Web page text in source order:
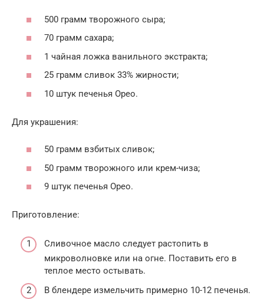
500 грамм творожного сыра;
70 грамм сахара;
1 чайная ложка ванильного экстракта;
25 грамм сливок 33% жирности;
10 штук печенья Орео.
Для украшения:
50 грамм взбитых сливок;
50 грамм творожного или крем-чиза;
9 штук печенья Орео.
Приготовление:
Сливочное масло следует растопить в
микроволновке или на огне. Поставить его в
теплое место остывать.
В блендере измельчить примерно 10-12 печенья.